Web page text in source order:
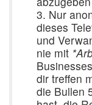
3. Nur
dieses
und
nie mit
dir treffen
die Bullen